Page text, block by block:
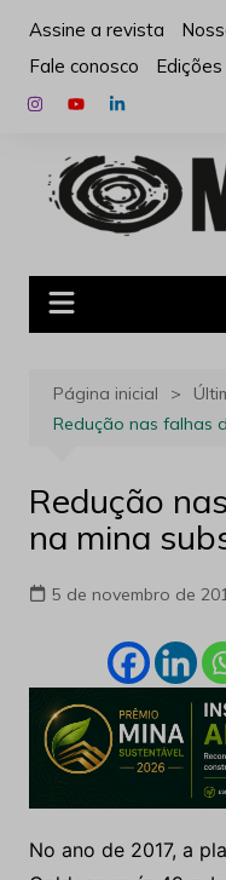
para
conteúdo
Assine a revista
Fale conosco
Edições
Página inicial
Redução nas falhas
Redução
na mina
5 de novembro de
No ano de 2017, a